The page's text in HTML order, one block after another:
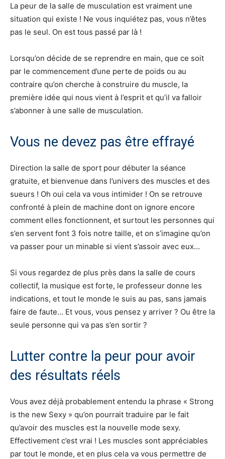
La peur de la salle de musculation est vraiment une
situation qui existe ! Ne vous inquiétez pas, vous n’êtes
pas le seul. On est tous passé par là !
Lorsqu’on décide de se reprendre en main, que ce soit
par le commencement d’une perte de poids ou au
contraire qu’on cherche à construire du muscle, la
première idée qui nous vient à l’esprit et qu’il va falloir
s’abonner à une salle de musculation.
Vous ne devez pas être effrayé
Direction la salle de sport pour débuter la séance
gratuite, et bienvenue dans l’univers des muscles et des
sueurs ! Oh oui cela va vous intimider ! On se retrouve
confronté à plein de machine dont on ignore encore
comment elles fonctionnent, et surtout les personnes qui
s’en servent font 3 fois notre taille, et on s’imagine qu’on
va passer pour un minable si vient s’assoir avec eux…
Si vous regardez de plus près dans la salle de cours
collectif, la musique est forte, le professeur donne les
indications, et tout le monde le suis au pas, sans jamais
faire de faute… Et vous, vous pensez y arriver ? Ou être la
seule personne qui va pas s’en sortir ?
Lutter contre la peur pour avoir
des résultats réels
Vous avez déjà probablement entendu la phrase « Strong
is the new Sexy » qu’on pourrait traduire par le fait
qu’avoir des muscles est la nouvelle mode sexy.
Effectivement c’est vrai ! Les muscles sont appréciables
par tout le monde, et en plus cela va vous permettre de